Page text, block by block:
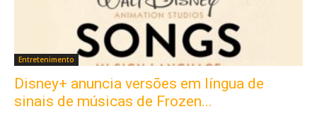
Entretenimento
Disney+ anuncia versões em língua de
sinais de músicas de Frozen...